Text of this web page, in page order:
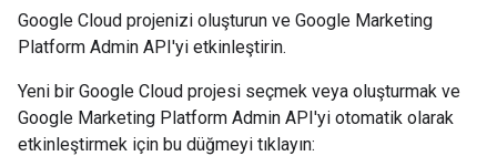
Google Cloud projenizi oluşturun ve Google Marketing
Platform Admin API'yi etkinleştirin.
Yeni bir Google Cloud projesi seçmek veya oluşturmak ve
Google Marketing Platform Admin API'yi otomatik olarak
etkinleştirmek için bu düğmeyi tıklayın: